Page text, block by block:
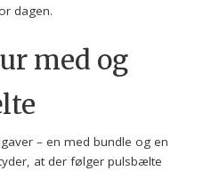
dagen.
med og
– en med bundle og en
at der følger pulsbælte